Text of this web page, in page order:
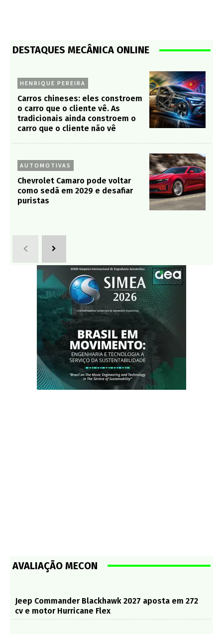
DESTAQUES MECÂNICA ONLINE
HENRIQUE PEREIRA
Carros chineses: eles constroem
o carro que o cliente vê. As
tradicionais ainda constroem o
carro que o cliente não vê
AUTOMOTIVAS
Chevrolet Camaro pode voltar
como sedã em 2029 e desafiar
puristas
AVALIAÇÃO MECON
Jeep Commander Blackhawk 2027 aposta em 272
cv e motor Hurricane Flex